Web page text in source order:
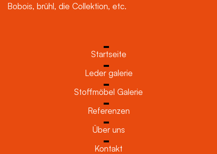
Bobois, brühl, die Collektion, etc.
Startseite
Leder galerie
Stoffmöbel Galerie
Referenzen
Über uns
Kontakt